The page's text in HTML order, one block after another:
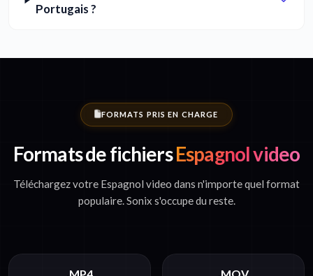
Portugais ?
FORMATS PRIS EN CHARGE
Formats de fichiersEspagnol video
Téléchargez votre Espagnol video dans n'importe quel format
populaire. Sonix s'occupe du reste.